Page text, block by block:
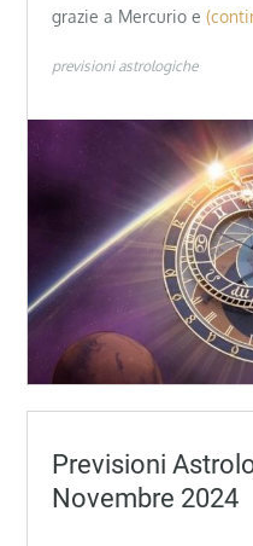
grazie a Mercurio e
previsioni astrologiche
Previsioni
Novembre 2024